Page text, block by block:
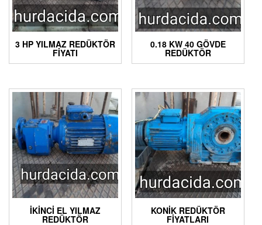
3 HP YILMAZ REDÜKTÖR
FIYATI
0.18 KW 40 GÖVDE
REDÜKTÖR
İKINCI EL YILMAZ
REDÜKTÖR
KONIK REDÜKTÖR
FIYATLARI